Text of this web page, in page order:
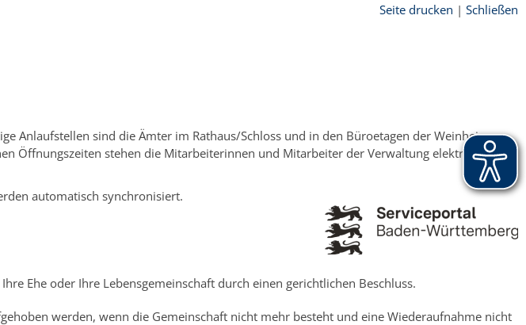
Seite drucken | Schließen
Anlaufstellen sind die Ämter im Rathaus/Schloss und in den Büroetagen der Weinheim
Öffnungszeiten stehen die Mitarbeiterinnen und Mitarbeiter der Verwaltung elektronisch,
automatisch synchronisiert.
Ehe oder Ihre Lebensgemeinschaft durch einen gerichtlichen Beschluss.
werden, wenn die Gemeinschaft nicht mehr besteht und eine Wiederaufnahme nicht